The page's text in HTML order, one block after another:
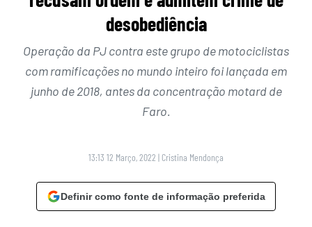
desobediência
Operação da PJ contra este grupo de motociclistas
com ramificações no mundo inteiro foi lançada em
junho de 2018, antes da concentração motard de
Faro.
13:13 12 Março, 2022 | Cristina Mendonça
Definir como fonte de informação preferida